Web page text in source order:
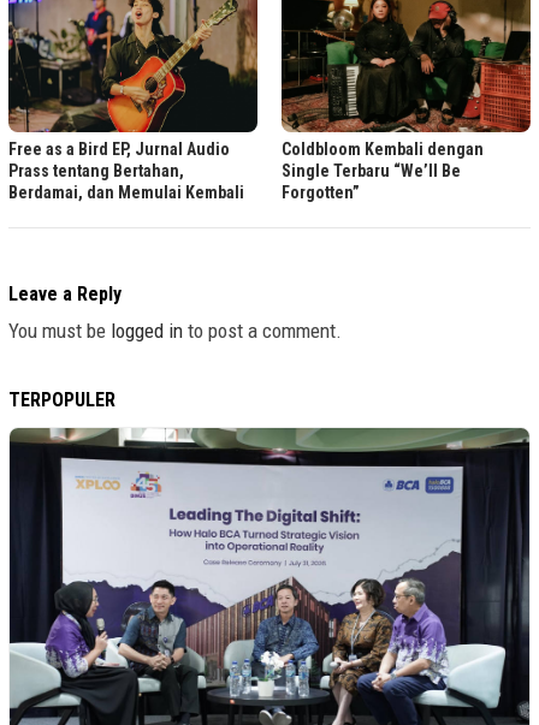
Free as a Bird EP, Jurnal Audio
Prass tentang Bertahan,
Berdamai, dan Memulai Kembali
Coldbloom Kembali dengan
Single Terbaru “We’ll Be
Forgotten”
Leave a Reply
You must be logged in to post a comment.
TERPOPULER